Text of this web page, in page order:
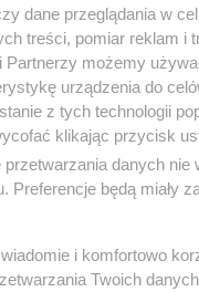
2000
dane przeglądania w
treści, pomiar reklam i
możemy
urządzenia do
z tych technologii
klikając przycisk
przetwarzania danych
będą miały
i komfortowo
Twoich